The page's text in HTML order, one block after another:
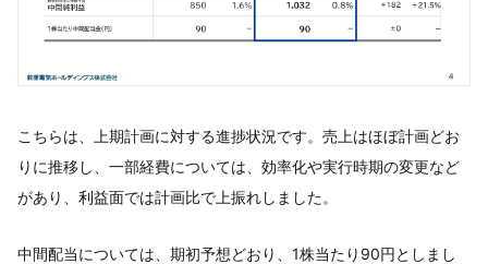
こちらは、上期計画に対する進捗状況です。売上はほぼ計画どお
りに推移し、一部経費については、効率化や実行時期の変更など
があり、利益面では計画比で上振れしました。
中間配当については、期初予想どおり、1株当たり90円としまし